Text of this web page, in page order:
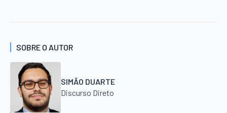
SOBRE O AUTOR
SIMÃO DUARTE
Discurso Direto